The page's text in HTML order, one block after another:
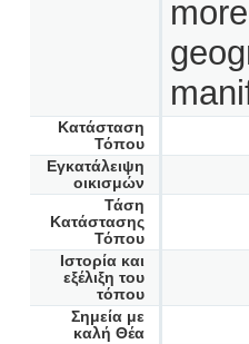
Κατάσταση
Τόπου
Εγκατάλειψη
οικισμών
Τάση
Κατάστασης
Τόπου
Ιστορία και
εξέλιξη του
τόπου
Σημεία με
καλή Θέα